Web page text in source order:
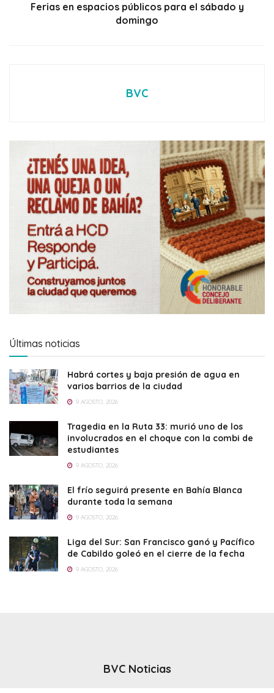
Ferias en espacios públicos para el sábado y
domingo
BVC
Últimas noticias
Habrá cortes y baja presión de agua en
varios barrios de la ciudad
9 AGOSTO, 2026
Tragedia en la Ruta 33: murió uno de los
involucrados en el choque con la combi de
estudiantes
9 AGOSTO, 2026
El frío seguirá presente en Bahía Blanca
durante toda la semana
9 AGOSTO, 2026
Liga del Sur: San Francisco ganó y Pacífico
de Cabildo goleó en el cierre de la fecha
9 AGOSTO, 2026
BVC Noticias